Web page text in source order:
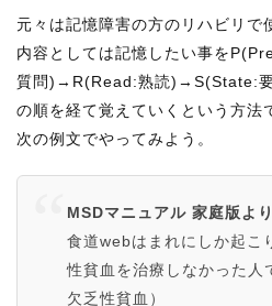
元々は記憶障害の方のリハビリで
内容としては記憶したい事を
質問)→R(Read:熟読)→S(State:
の順を経て覚えていくという方法
次の例文でやってみよう。
MSDマニュアル 家庭版より
食道webはまれにしか起こ
性貧血を治療しなかった人
欠乏性貧血）